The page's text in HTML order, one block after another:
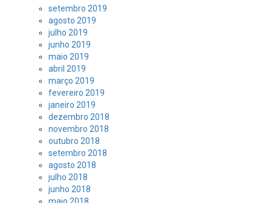
setembro 2019
agosto 2019
julho 2019
junho 2019
maio 2019
abril 2019
março 2019
fevereiro 2019
janeiro 2019
dezembro 2018
novembro 2018
outubro 2018
setembro 2018
agosto 2018
julho 2018
junho 2018